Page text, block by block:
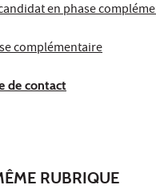
en phase
complémentaire
de contact
RUBRIQUE